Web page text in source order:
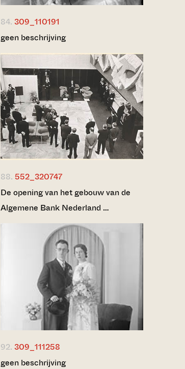
84. 309_110191
geen beschrijving
88. 552_320747
De opening van het gebouw van de
Algemene Bank Nederland …
92. 309_111258
geen beschrijving